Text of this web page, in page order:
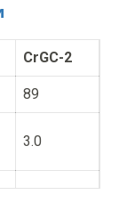
CrGC-2
89
3.0